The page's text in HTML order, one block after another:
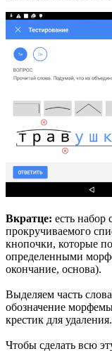
Вкратце: есть
прокручиваемого
кнопочки, которые
определенными
окончание, основа).
Выделяем часть
обозначение
крестик для удаления.
Чтобы сделать всю